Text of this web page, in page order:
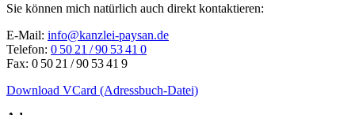
Sie können mich natürlich auch direkt kontaktieren:
E-Mail: info@kanzlei-paysan.de
Telefon: 0 50 21 / 90 53 41 0
Fax: 0 50 21 / 90 53 41 9
Download VCard (Adressbuch-Datei)